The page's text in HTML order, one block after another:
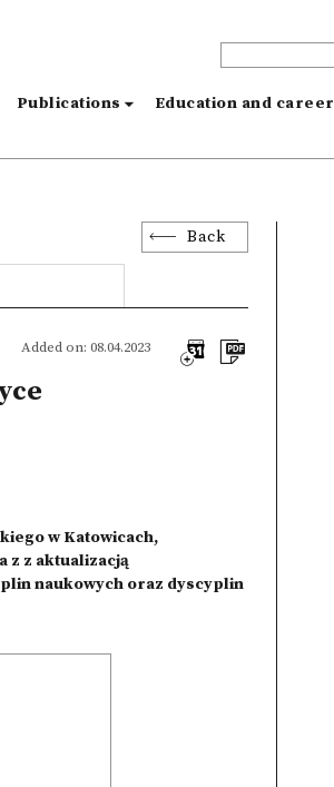
Publications Education and career
Back
Added on: 08.04.2023
w Katowicach,
z z aktualizacją
naukowych oraz dyscyplin